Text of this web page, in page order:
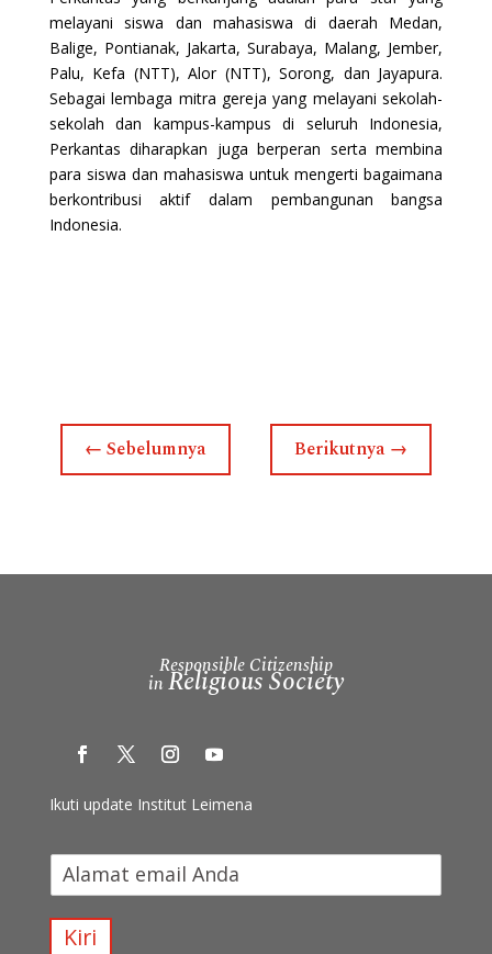
melayani siswa dan mahasiswa di daerah Medan,
Balige, Pontianak, Jakarta, Surabaya, Malang, Jember,
Palu, Kefa (NTT), Alor (NTT), Sorong, dan Jayapura.
Sebagai lembaga mitra gereja yang melayani sekolah-
sekolah dan kampus-kampus di seluruh Indonesia,
Perkantas diharapkan juga berperan serta membina
para siswa dan mahasiswa untuk mengerti bagaimana
berkontribusi aktif dalam pembangunan bangsa
Indonesia.
← Sebelumnya Berikutnya →
Responsible Citizenship
in Religious Society
Ikuti update Institut Leimena
Kiri